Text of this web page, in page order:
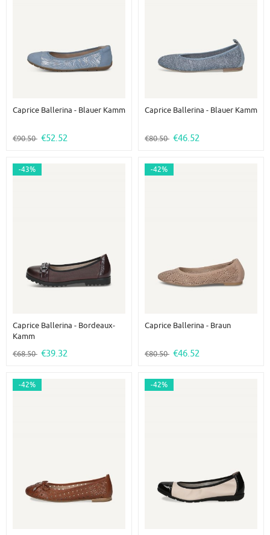
Caprice Ballerina - Blauer Kamm
€90.50 €52.52
Caprice Ballerina - Blauer Kamm
€80.50 €46.52
Caprice Ballerina - Bordeaux-
Kamm
€68.50 €39.32
-43%
Caprice Ballerina - Braun
€80.50 €46.52
-42%
-42% -42%